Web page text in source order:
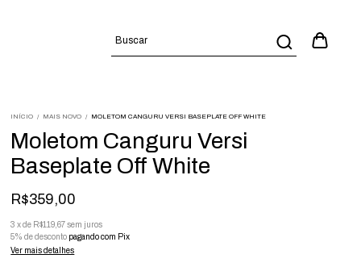
INÍCIO / MAIS NOVO / MOLETOM CANGURU VERSI BASEPLATE OFF WHITE
Moletom Canguru Versi
Baseplate Off White
R$359,00
3 xde R$119,67 sem juros
5% de desconto pagando com Pix
Ver mais detalhes